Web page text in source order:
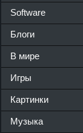
Software
Блоги
В мире
Игры
Картинки
Музыка